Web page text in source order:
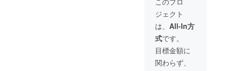
時受け
取り希
合は不
要で
す。
をお願
い致し
ます。
ご帰宅
時受け
取り希
望の場
定ブロ
マイド
コスプ
レ版1枚
提供♡
♡ご帰
宅時に
限定集
帳提供
♡ ♡ご
帰宅時
にメイ
ドとの2
ショッ
トチェ
キ1枚提
ジェクト
は、 All-In方
式です。
目標金額に
関わらず、